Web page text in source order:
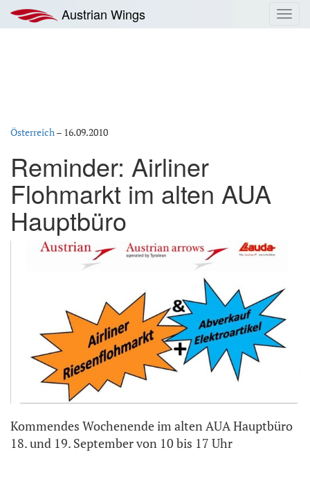
Inhalt
springen
Austrian Wings
Österreich– 16.09.2010
Reminder: Airliner
Flohmarkt im alten AUA
Hauptbüro
Kommendes Wochenende im alten AUA Hauptbüro
18. und 19. September von 10 bis 17 Uhr